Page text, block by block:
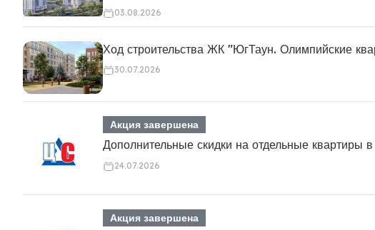
03.08.2026
Ход строительства ЖК "ЮгТаун. Олимпийские
30.07.2026
Акция завершена
Дополнительные скидки на отдельные
24.07.2026
Акция завершена